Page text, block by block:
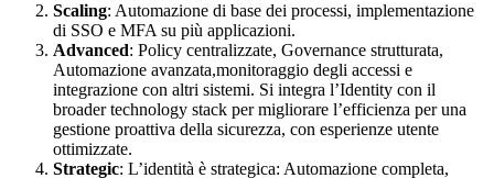
Scaling: Automazione di base dei processi, implementazione
di SSO e MFA su più applicazioni.
Advanced: Policy centralizzate, Governance strutturata,
Automazione avanzata,monitoraggio degli accessi e
integrazione con altri sistemi. Si integra l’Identity con il
broader technology stack per migliorare l’efficienza per una
gestione proattiva della sicurezza, con esperienze utente
ottimizzate.
Strategic: L’identità è strategica: Automazione completa,